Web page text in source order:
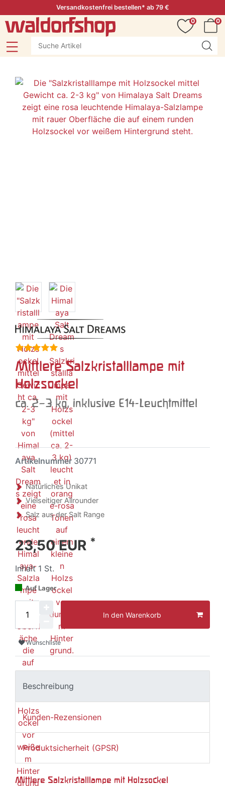
Versandkostenfrei bestellen* ab 79 €
0
0
Mittlere Salzkristalllampe mit
Holzsockel
ca. 2–3 kg, inklusive E14-Leuchtmittel
Artikelnummer 30771
Natürliches Unikat
Vielseitiger Allrounder
Salz aus der Salt Range
23,50 EUR *
Inhalt 1 St.
Auf Lager
In den Warenkorb
Wunschliste
Beschreibung
Kunden-Rezensionen
Produktsicherheit (GPSR)
Mittlere Salzkristalllampe mit Holzsockel